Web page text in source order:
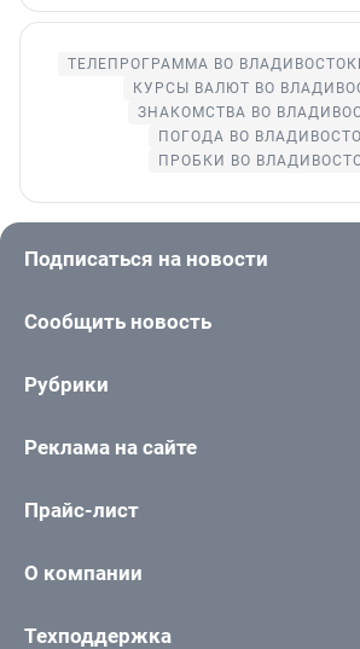
ТЕЛЕПРОГРАММА ВО
КУРСЫ ВАЛЮТ ВО
ЗНАКОМСТВА ВО
ПОГОДА ВО
ПРОБКИ ВО
Подписаться на новости
Сообщить новость
Рубрики
Реклама на сайте
Прайс-лист
О компании
Техподдержка